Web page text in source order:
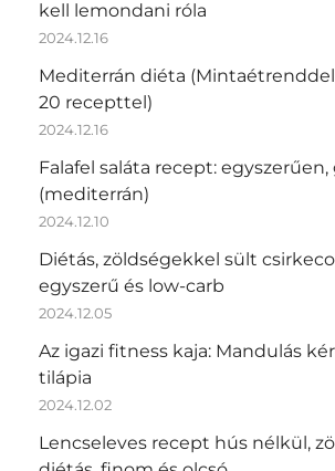
kell lemondani róla
2024.12.16
Mediterrán diéta
20 recepttel)
2024.12.16
Falafel saláta recept: egyszerűen,
(mediterrán)
2024.12.10
Diétás, zöldségekkel sült
egyszerű és low-carb
2024.12.05
Az igazi fitness kaja: Mandulás
tilápia
2024.12.02
Lencseleves recept hús nélkül,